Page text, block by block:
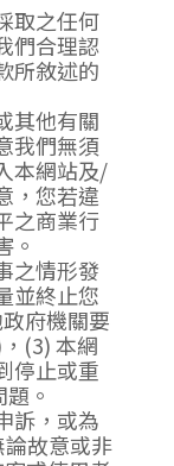
取之任何
們合理認
所敘述的
其他有關
我們無須
本網站及/
，您若違
之商業行
。
之情形發
並終止您
府機關要
(3) 本網
停止或重
。
訴，或為
故意或非